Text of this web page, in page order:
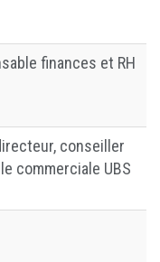
finances et RH
conseiller
commerciale UBS